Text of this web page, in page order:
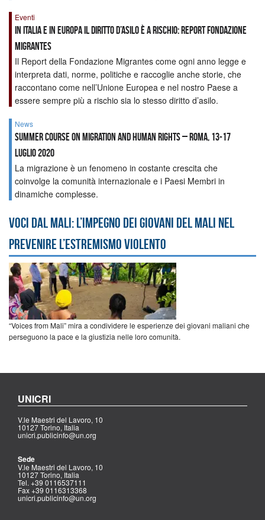
Eventi
In Italia e in Europa il diritto d’asilo è a rischio: Report Fondazione
Migrantes
Il Report della Fondazione Migrantes come ogni anno legge e
interpreta dati, norme, politiche e raccoglie anche storie, che
raccontano come nell’Unione Europea e nel nostro Paese a
essere sempre più a rischio sia lo stesso diritto d’asilo.
News
Summer Course on Migration and Human Rights – Roma, 13-17
luglio 2020
La migrazione è un fenomeno in costante crescita che
coinvolge la comunità internazionale e i Paesi Membri in
dinamiche complesse.
Voci dal Mali: l’impegno dei giovani del Mali nel
prevenire l’estremismo violento
“Voices from Mali” mira a condividere le esperienze dei giovani maliani che
perseguono la pace e la giustizia nelle loro comunità.
UNICRI
V.le Maestri del Lavoro, 10
10127 Torino, Italia
unicri.publicinfo@un.org
Sede
V.le Maestri del Lavoro, 10
10127 Torino, Italia
Tel. +39 0116537111
Fax +39 0116313368
unicri.publicinfo@un.org